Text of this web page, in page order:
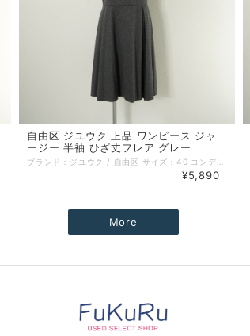
自由区 ジユウク 上品 ワンピース ジャ
ージー 半袖 ひざ丈フレア グレー
¥5,890
More